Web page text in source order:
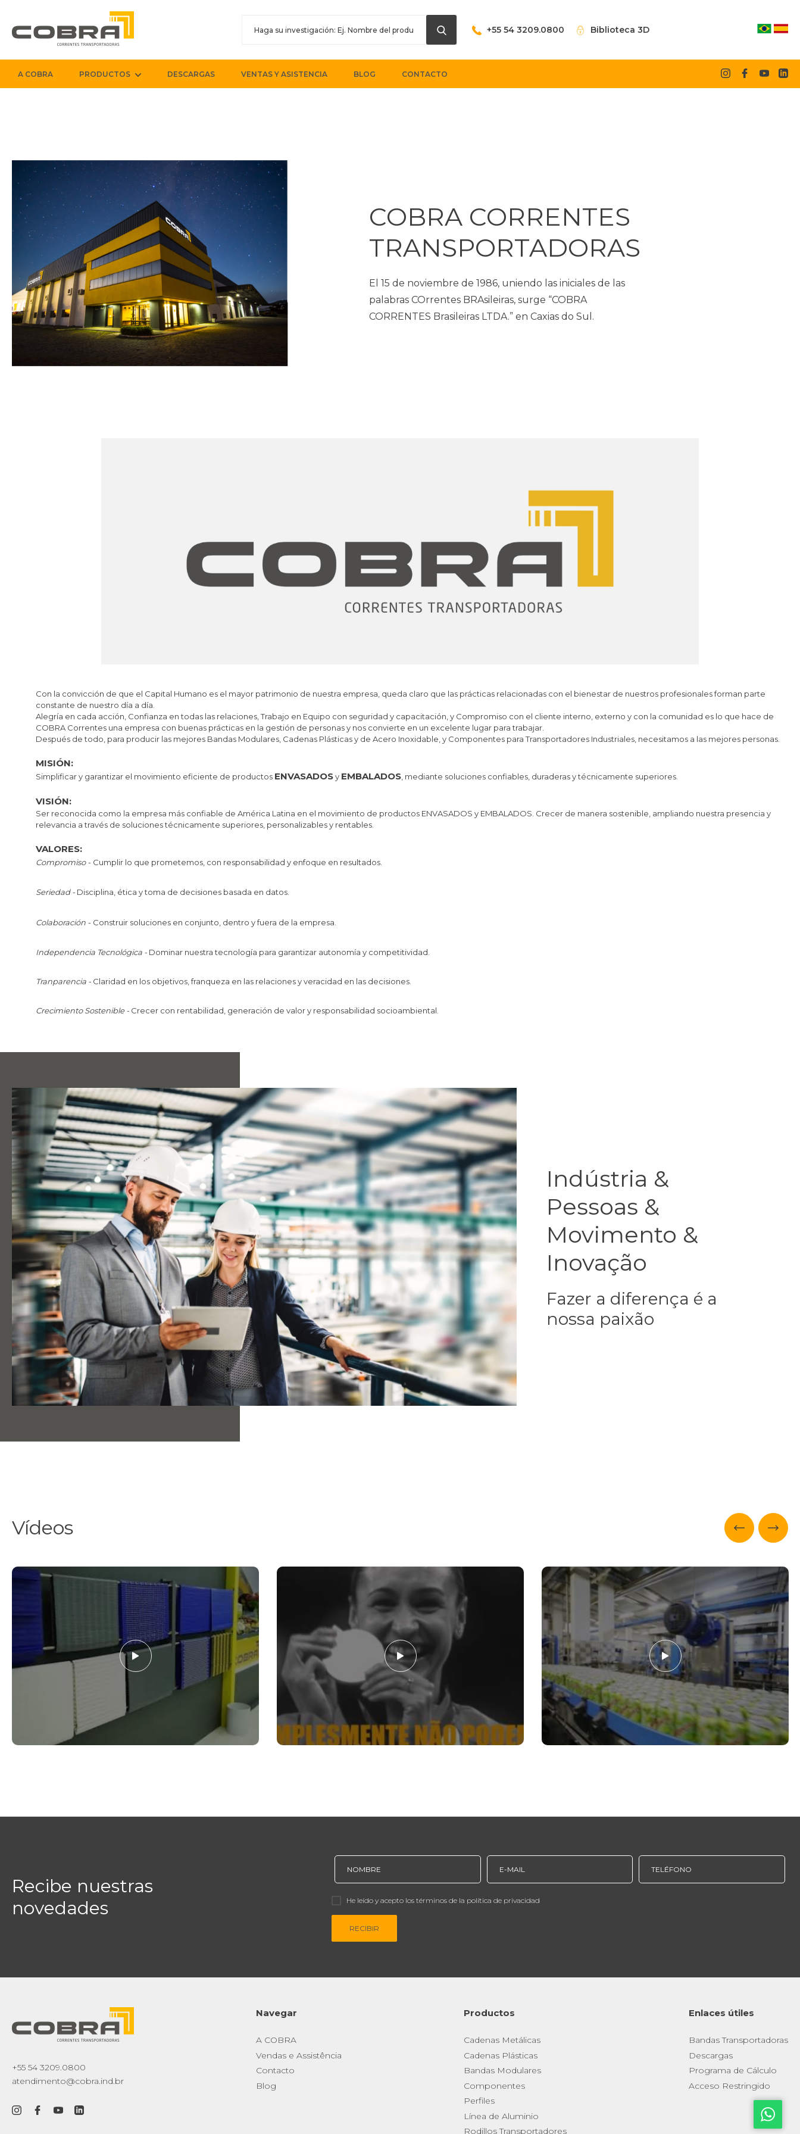
+55 54 3209.0800 Biblioteca 3D
A COBRA PRODUCTOS DESCARGAS VENTAS Y ASISTENCIA BLOG CONTACTO
COBRA CORRENTES
TRANSPORTADORAS
El 15 de noviembre de 1986, uniendo las iniciales de las
palabras COrrentes BRAsileiras, surge “COBRA
CORRENTES Brasileiras LTDA.” en Caxias do Sul.
Con la convicción de que el Capital Humano es el mayor patrimonio de nuestra empresa, queda claro que las prácticas relacionadas con el bienestar de nuestros profesionales forman parte
constante de nuestro día a día.
Alegría en cada acción, Confianza en todas las relaciones, Trabajo en Equipo con seguridad y capacitación, y Compromiso con el cliente interno, externo y con la comunidad es lo que hace de
COBRA Correntes una empresa con buenas prácticas en la gestión de personas y nos convierte en un excelente lugar para trabajar.
Después de todo, para producir las mejores Bandas Modulares, Cadenas Plásticas y de Acero Inoxidable, y Componentes para Transportadores Industriales, necesitamos a las mejores personas.
MISIÓN:
Simplificar y garantizar el movimiento eficiente de productos ENVASADOSy EMBALADOS , mediante soluciones confiables, duraderas y técnicamente superiores.
VISIÓN:
Ser reconocida como la empresa más confiable de América Latina en el movimiento de productos ENVASADOS y EMBALADOS. Crecer de manera sostenible, ampliando nuestra presencia y
relevancia a través de soluciones técnicamente superiores, personalizables y rentables.
VALORES:
Compromiso - Cumplir lo que prometemos, con responsabilidad y enfoque en resultados.
Seriedad - Disciplina, ética y toma de decisiones basada en datos.
Colaboración - Construir soluciones en conjunto, dentro y fuera de la empresa.
Independencia Tecnológica - Dominar nuestra tecnología para garantizar autonomía y competitividad.
Tranparencia - Claridad en los objetivos, franqueza en las relaciones y veracidad en las decisiones.
Crecimiento Sostenible - Crecer con rentabilidad, generación de valor y responsabilidad socioambiental.
Indústria &
Pessoas &
Movimento &
Inovação
Fazer a diferença é a
nossa paixão
Vídeos
Recibe nuestras
novedades
He leído y acepto los términos de la política de privacidad
RECIBIR
+55 54 3209.0800
atendimento@cobra.ind.br
Navegar
A COBRA
Vendas e Assistência
Contacto
Blog
Productos
Cadenas Metálicas
Cadenas Plásticas
Bandas Modulares
Componentes
Perfiles
Línea de Aluminio
Rodillos Transportadores
Enlaces útiles
Bandas Transportadoras
Descargas
Programa de Cálculo
Acceso Restringido